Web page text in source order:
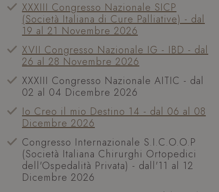
XXXIII Congresso Nazionale SICP
(Società Italiana di Cure Palliative) - dal
19 al 21 Novembre 2026
XVII Congresso Nazionale IG - IBD - dal
26 al 28 Novembre 2026
XXXIII Congresso Nazionale AITIC - dal
02 al 04 Dicembre 2026
Io Creo il mio Destino 14 - dal 06 al 08
Dicembre 2026
Congresso Internazionale S.I.C.O.O.P
(Società Italiana Chirurghi Ortopedici
dell'Ospedalità Privata) - dall'11 al 12
Dicembre 2026